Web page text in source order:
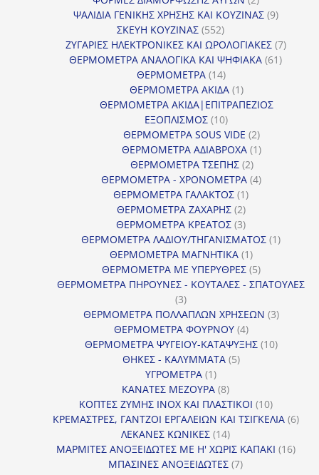
προϊόντα
ΨΑΛΙΔΙΑ ΓΕΝΙΚΗΣ ΧΡΗΣΗΣ ΚΑΙ ΚΟΥΖΙΝΑΣ 99
ΣΚΕΥΗ ΚΟΥΖΙΝΑΣ 552552
προϊόντα
ΖΥΓΑΡΙΕΣ ΗΛΕΚΤΡΟΝΙΚΕΣ ΚΑΙ ΩΡΟΛΟΓΙΑΚΕΣ 77
ΘΕΡΜΟΜΕΤΡΑ ΑΝΑΛΟΓΙΚΑ ΚΑΙ ΨΗΦΙΑΚΑ 6161
ΘΕΡΜΟΜΕΤΡΑ 1414
προϊόντα
ΘΕΡΜΟΜΕΤΡΑ ΑΚΙΔΑ 11
προϊόν
ΘΕΡΜΟΜΕΤΡΑ ΑΚΙΔΑ|ΕΠΙΤΡΑΠΕΖΙΟΣ
ΕΞΟΠΛΙΣΜΟΣ 1010
προϊόντα
ΘΕΡΜΟΜΕΤΡΑ SOUS VIDE 22
προϊόντα
ΘΕΡΜΟΜΕΤΡΑ ΑΔΙΑΒΡΟΧΑ 11
ΘΕΡΜΟΜΕΤΡΑ ΤΣΕΠΗΣ 22
προϊόντα
ΘΕΡΜΟΜΕΤΡΑ - ΧΡΟΝΟΜΕΤΡΑ 44
ΘΕΡΜΟΜΕΤΡΑ ΓΑΛΑΚΤΟΣ 11
προϊόν
ΘΕΡΜΟΜΕΤΡΑ ΖΑΧΑΡΗΣ 22
προϊόντα
ΘΕΡΜΟΜΕΤΡΑ ΚΡΕΑΤΟΣ 33
προϊόντα
ΘΕΡΜΟΜΕΤΡΑ ΛΑΔΙΟΥ/ΤΗΓΑΝΙΣΜΑΤΟΣ 11
ΘΕΡΜΟΜΕΤΡΑ ΜΑΓΝΗΤΙΚΑ 11
προϊόν
ΘΕΡΜΟΜΕΤΡΑ ΜΕ ΥΠΕΡΥΘΡΕΣ 55
προϊόντα
ΘΕΡΜΟΜΕΤΡΑ ΠΗΡΟΥΝΕΣ - ΚΟΥΤΑΛΕΣ - ΣΠΑΤΟΥΛΕΣ
33
προϊόντα
ΘΕΡΜΟΜΕΤΡΑ ΠΟΛΛΑΠΛΩΝ ΧΡΗΣΕΩΝ 33
ΘΕΡΜΟΜΕΤΡΑ ΦΟΥΡΝΟΥ 44
προϊόντα
ΘΕΡΜΟΜΕΤΡΑ ΨΥΓΕΙΟΥ-ΚΑΤΑΨΥΞΗΣ 1010
ΘΗΚΕΣ - ΚΑΛΥΜΜΑΤΑ 55
ΥΓΡΟΜΕΤΡΑ 11
προϊόν
ΚΑΝΑΤΕΣ ΜΕΖΟΥΡΑ 88
προϊόντα
ΚΟΠΤΕΣ ΖΥΜΗΣ INOX ΚΑΙ ΠΛΑΣΤΙΚΟΙ 1010
προϊόντα
ΚΡΕΜΑΣΤΡΕΣ, ΓΑΝΤΖΟΙ ΕΡΓΑΛΕΙΩΝ ΚΑΙ ΤΣΙΓΚΕΛΙΑ 66
ΛΕΚΑΝΕΣ ΚΩΝΙΚΕΣ 1414
προϊόντα
ΜΑΡΜΙΤΕΣ ΑΝΟΞΕΙΔΩΤΕΣ ΜΕ Η' ΧΩΡΙΣ ΚΑΠΑΚΙ 1616
ΜΠΑΣΙΝΕΣ ΑΝΟΞΕΙΔΩΤΕΣ 77